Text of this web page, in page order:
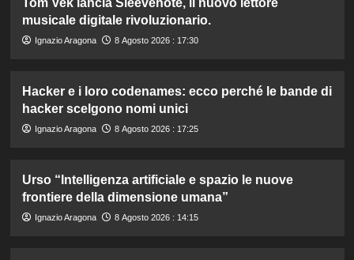
musicale digitale rivoluzionario.
Ignazio Aragona 8 Agosto 2026 : 17:30
Hacker e i loro codenames: ecco perché le bande di
hacker scelgono nomi unici
Ignazio Aragona 8 Agosto 2026 : 17:25
Urso “Intelligenza artificiale e spazio le nuove
frontiere della dimensione umana”
Ignazio Aragona 8 Agosto 2026 : 14:15